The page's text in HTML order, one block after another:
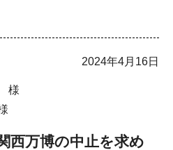
2024年4月16日
様
西万博の中止を求め